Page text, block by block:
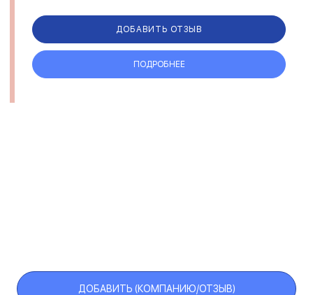
ДОБАВИТЬ ОТЗЫВ
ПОДРОБНЕЕ
ДОБАВИТЬ (КОМПАНИЮ/ОТЗЫВ)